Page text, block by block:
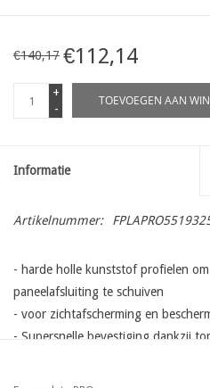
€140,17 €112,14
+
-
TOEVOEGEN AAN
Informatie
Artikelnummer:
- harde holle kunststof profielen
paneelafsluiting te schuiven
- voor zichtafscherming en
- Supersnelle bevestiging dankzij